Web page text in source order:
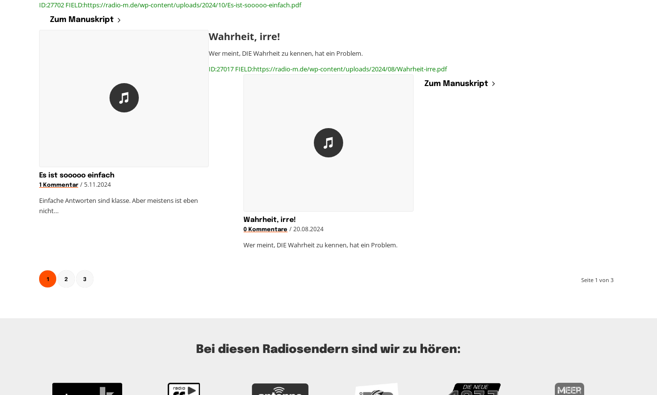
ID:27702 FIELD:https://radio-m.de/wp-content/uploads/2024/10/Es-ist-sooooo-einfach.pdf
Zum Manuskript
Es ist sooooo einfach
1 Kommentar / 5.11.2024
Einfache Antworten sind klasse. Aber meistens ist eben
nicht…
Wahrheit, irre!
Wer meint, DIE Wahrheit zu kennen, hat ein Problem.
ID:27017 FIELD:https://radio-m.de/wp-content/uploads/2024/08/Wahrheit-irre.pdf
Zum Manuskript
Wahrheit, irre!
0 Kommentare / 20.08.2024
Wer meint, DIE Wahrheit zu kennen, hat ein Problem.
Seite 1 von 3
1 2 3
Bei diesen Radiosendern sind wir zu hören: